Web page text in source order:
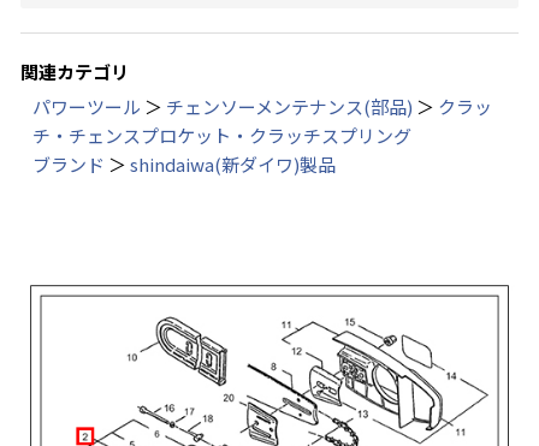
関連カテゴリ
パワーツール ＞ チェンソーメンテナンス(部品) ＞ クラッ
チ・チェンスプロケット・クラッチスプリング
ブランド ＞shindaiwa(新ダイワ)製品